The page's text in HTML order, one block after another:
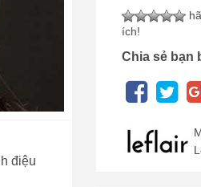
điệu
ích!
Chia sẻ bạn